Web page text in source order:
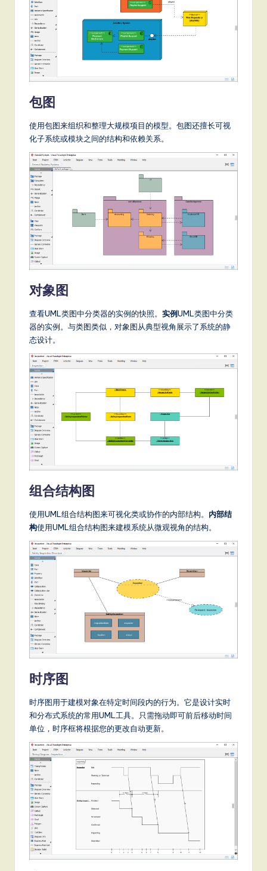
包图
使用包图来组织和整理大规模项目的模型。包图还擅长可视
化子系统或模块之间的结构和依赖关系。
对象图
查看UML类图中分类器的实例的快照。 实例UML类图中分类
器的实例。与类图类似，对象图从典型视角展示了系统的静
态设计。
组合结构图
使用UML组合结构图来可视化类或协作的内部结构。 内部结
构使用UML组合结构图来建模系统从微观视角的结构。
时序图
时序图用于建模对象在特定时间段内的行为。它是设计实时
和分布式系统的常用UML工具。只需拖动即可前后移动时间
单位，时序框将根据您的更改自动更新。